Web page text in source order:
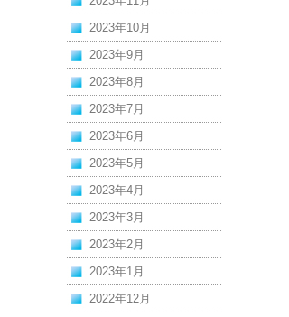
2023年10月
2023年9月
2023年8月
2023年7月
2023年6月
2023年5月
2023年4月
2023年3月
2023年2月
2023年1月
2022年12月